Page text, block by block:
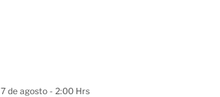
7 de agosto - 2:00 Hrs